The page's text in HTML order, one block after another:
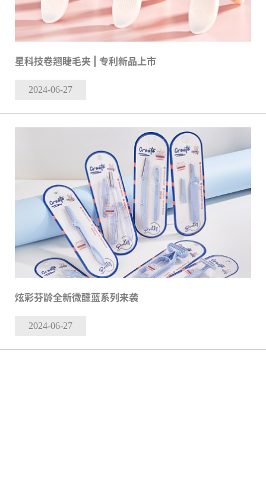
星科技卷翘睫毛夹 | 专利新品上市
2024-06-27
炫彩芬龄全新微醺蓝系列来袭
2024-06-27